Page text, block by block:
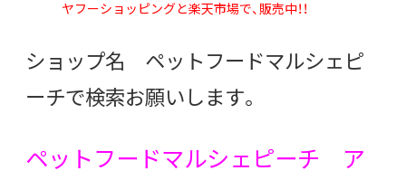
ヤフーショッピングと楽天市場で、販売中！！
ショップ名 ペットフードマルシェピ
ーチで検索お願いします。
ペットフードマルシェピーチ ア